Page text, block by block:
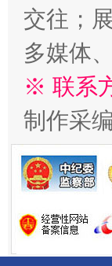
交往；
多媒体
※ 联系
制作采编